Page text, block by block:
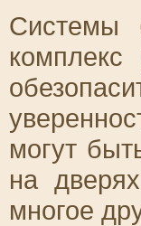
Системы
комплекс
могут
на
многое